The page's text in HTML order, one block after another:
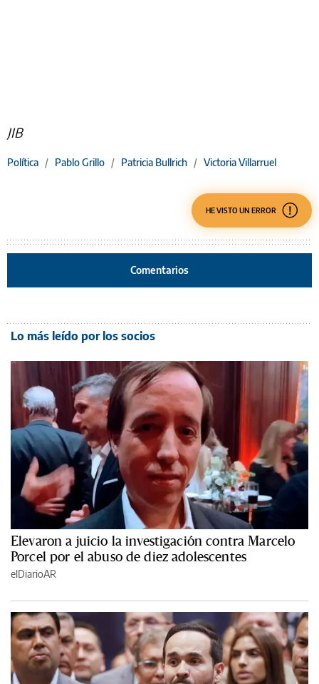
JIB
Política / Pablo Grillo / Patricia Bullrich / Victoria Villarruel
HE VISTO UN ERROR
Comentarios
Lo más leído por los socios
Elevaron a juicio la investigación contra Marcelo
Porcel por el abuso de diez adolescentes
elDiarioAR